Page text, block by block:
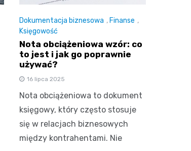
Dokumentacja biznesowa , Finanse ,
Księgowość
Nota obciążeniowa wzór: co
to jest i jak go poprawnie
używać?
16 lipca 2025
Nota obciążeniowa to dokument
księgowy, który często stosuje
się w relacjach biznesowych
między kontrahentami. Nie